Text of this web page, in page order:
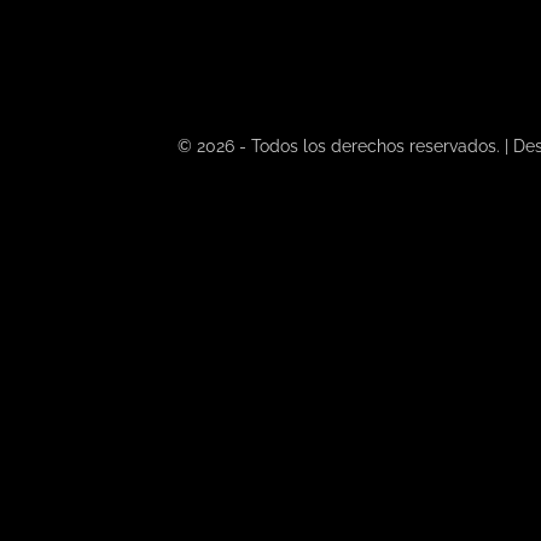
© 2026 - Todos los derechos reservados. |